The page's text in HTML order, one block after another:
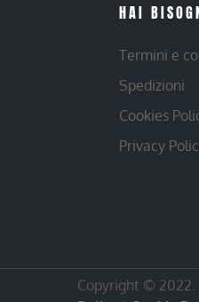
HAI
Termini e
Spedizioni
Cookies
Privacy
Copyright © 2022.